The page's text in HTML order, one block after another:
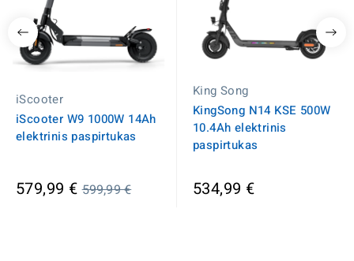
iScooter
iScooter W9 1000W 14Ah
elektrinis paspirtukas
579,99 €Įprasta
599,99 €
King Song
KingSong N14 KSE 500W
10.4Ah elektrinis
paspirtukas
534,99 €